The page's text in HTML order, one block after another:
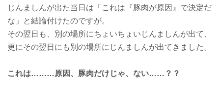
じんましんが出た当日は「これは『豚肉が原因』で決定だ
な」と結論付けたのですが。
その翌日も、別の場所にちょいちょいじんましんが出て、
更にその翌日にも別の場所にじんましんが出てきました。
これは………原因、豚肉だけじゃ、ない……？？